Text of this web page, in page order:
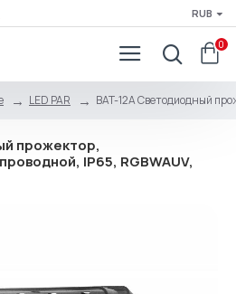
RUB
0
LED PAR BAT-12A Светодиодный
прожектор,
IP65, RGBWAUV,